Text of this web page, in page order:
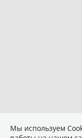
Мы используем